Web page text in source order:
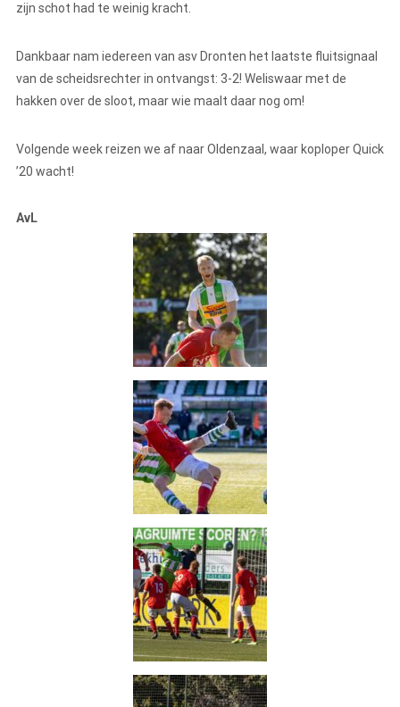
zijn schot had te weinig kracht.
Dankbaar nam iedereen van asv Dronten het laatste fluitsignaal
van de scheidsrechter in ontvangst: 3-2! Weliswaar met de
hakken over de sloot, maar wie maalt daar nog om!
Volgende week reizen we af naar Oldenzaal, waar koploper Quick
’20 wacht!
AvL